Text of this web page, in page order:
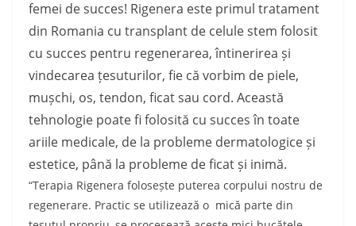
femei de succes! Rigenera este primul tratament
din Romania cu transplant de celule stem folosit
cu succes pentru regenerarea, întinerirea și
vindecarea țesuturilor, fie că vorbim de piele,
mușchi, os, tendon, ficat sau cord. Această
tehnologie poate fi folosită cu succes în toate
ariile medicale, de la probleme dermatologice și
estetice, până la probleme de ficat și inimă.
“Terapia Rigenera folosește puterea corpului nostru de
regenerare. Practic se utilizează o mică parte din